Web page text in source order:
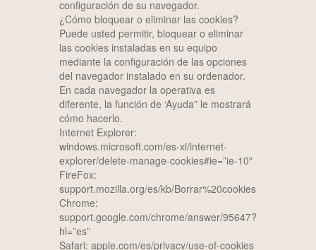
configuración de su navegador.
¿Cómo bloquear o eliminar las cookies?
Puede usted permitir, bloquear o eliminar
las cookies instaladas en su equipo
mediante la configuración de las opciones
del navegador instalado en su ordenador.
En cada navegador la operativa es
diferente, la función de ‘Ayuda” le mostrará
cómo hacerlo.
Internet Explorer:
windows.microsoft.com/es-xl/internet-
explorer/delete-manage-cookies#ie=”ie-10″
FireFox:
support.mozilla.org/es/kb/Borrar%20cookies
Chrome:
support.google.com/chrome/answer/95647?
hl=”es”
Safari: apple.com/es/privacy/use-of-cookies